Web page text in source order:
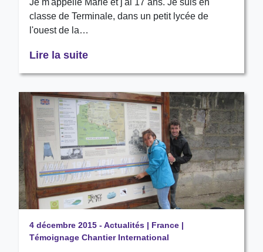
Je m'appelle Marie et j'ai 17 ans. Je suis en
classe de Terminale, dans un petit lycée de
l'ouest de la…
Lire la suite
4 décembre 2015-Actualités| France|
Témoignage Chantier International